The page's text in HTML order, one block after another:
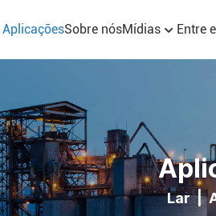
AplicaçõesSobre nósMídias Entre
Lar|